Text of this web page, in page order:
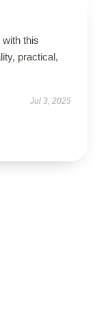
this
practical,
Jul 3, 2025